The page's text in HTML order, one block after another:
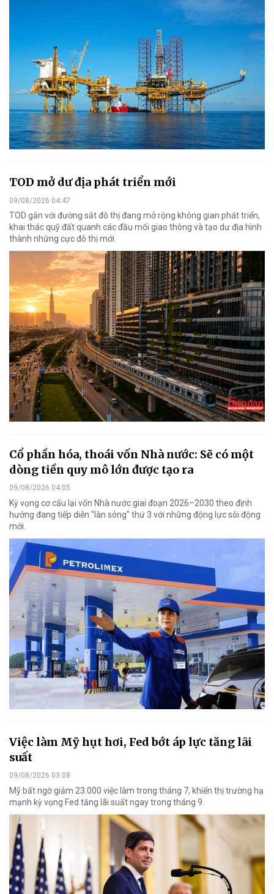
TOD mở dư địa phát triển mới
09/08/2026 04:47
TOD gắn với đường sắt đô thị đang mở rộng không gian phát triển,
khai thác quỹ đất quanh các đầu mối giao thông và tạo dư địa hình
thành những cực đô thị mới.
Cổ phần hóa, thoái vốn Nhà nước: Sẽ có một
dòng tiền quy mô lớn được tạo ra
09/08/2026 04:05
Kỳ vọng cơ cấu lại vốn Nhà nước giai đoạn 2026–2030 theo định
hướng đang tiếp diễn "làn sóng" thứ 3 với những động lực sôi động
mới.
Việc làm Mỹ hụt hơi, Fed bớt áp lực tăng lãi
suất
09/08/2026 03:08
Mỹ bất ngờ giảm 23.000 việc làm trong tháng 7, khiến thị trường hạ
mạnh kỳ vọng Fed tăng lãi suất ngay trong tháng 9.